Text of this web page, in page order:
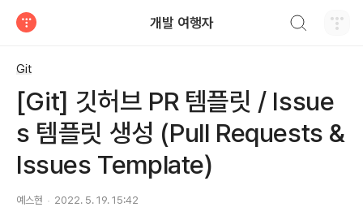
개발 여행자
Git
[Git] 깃허브 PR 템플릿 / Issue
s 템플릿 생성 (Pull Requests &
Issues Template)
예스현 2022. 5. 19. 15:42